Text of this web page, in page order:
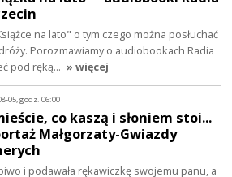
na lato" o tym czego można posłuchać
Porozmawiamy o audiobookach Radia
pod ręką… » więcej
05, godz. 06:00
co kaszą i słoniem stoi...
Małgorzaty-Gwiazdy
i podawała rękawiczkę swojemu panu, a